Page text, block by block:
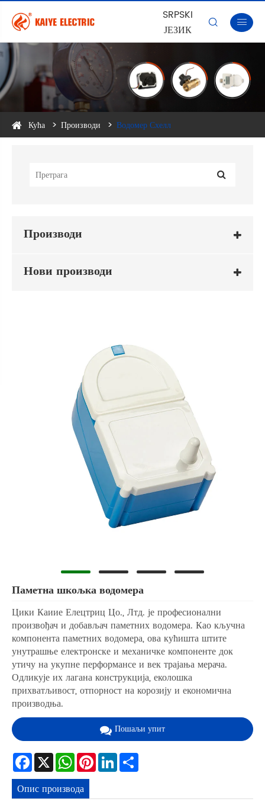
SRPSKI
ЈЕЗИК
 
Кућа Производи Водомер Схелл
Производи
Нови производи
Паметна шкољка водомера
Цики Каиие Елецтриц Цо., Лтд. је професионални
произвођач и добављач паметних водомера. Као кључна
компонента паметних водомера, ова кућишта штите
унутрашње електронске и механичке компоненте док
утичу на укупне перформансе и век трајања мерача.
Одликује их лагана конструкција, еколошка
прихватљивост, отпорност на корозију и економична
производња.
Пошаљи упит
Facebook
X WhatsApp
Pinterest
LinkedIn
Опис производа